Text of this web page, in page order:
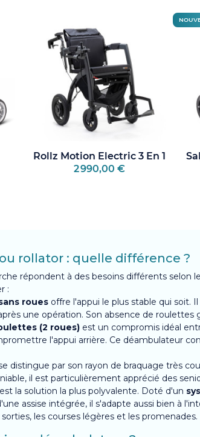
Rollz Motion Electric 3 En 1
2 990,00 €
rollator : quelle différence ?
répondent à des besoins différents selon
:
rouesoffre l'appui le plus stable qui soit.
une opération. Son absence de roulettes
(2 roues)est un compromis idéal
l'appui arrière. Ce déambulateur
distingue par son rayon de braquage très
il est particulièrement apprécié des
la solution la plus polyvalente. Doté d'un
assise intégrée, il s'adapte aussi bien à
les courses légères et les promenades.